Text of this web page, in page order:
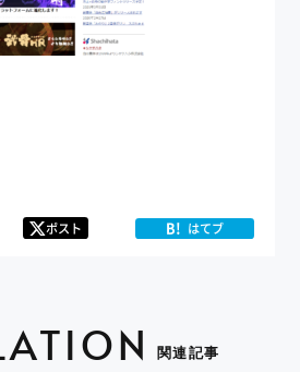
ポスト B! はてブ
関連記事